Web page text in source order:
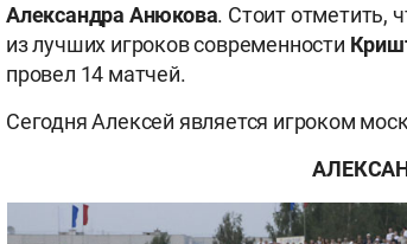
Александра Анюкова. Стоит отметить,
из лучших игроков современности
провел 14 матчей.
Сегодня Алексей является игроком